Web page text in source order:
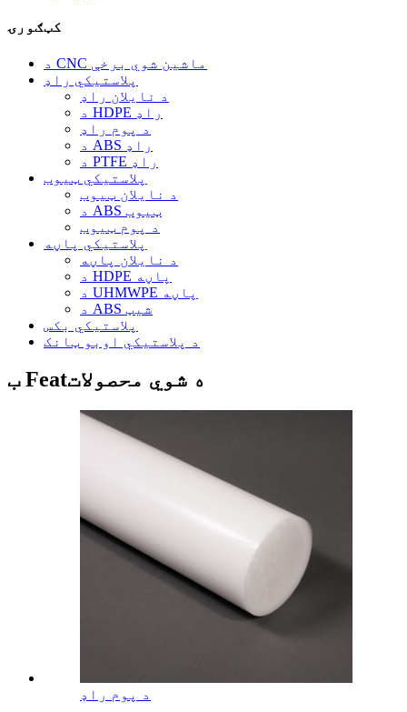
کټګورۍ
د CNC ماشین شوي برخې
پلاستيکي راډ
د نایلان راډ
د HDPE راډ
د پوم راډ
د ABS راډ
د PTFE راډ
پلاستيکي ټیوب
د نایلان ټیوب
د ABS ټیوب
د پوم ټیوب
پلاستيکي پاڼه
د نایلان پاڼه
د HDPE پاڼه
د UHMWPE پاڼه
د ABS شیټ
پلاستيکي بکس
د پلاستيکي اوبو ټانک
ب Featه شوي محصولات
د پوم راډ